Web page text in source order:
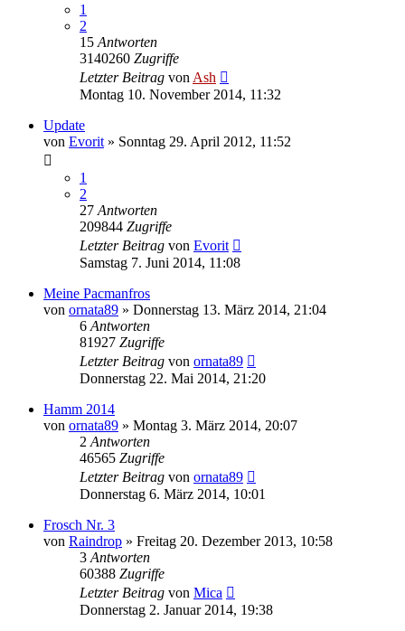
1
2
15 Antworten
3140260 Zugriffe
Letzter Beitrag von Ash
Montag 10. November 2014, 11:32
Update
von Evorit » Sonntag 29. April 2012, 11:52
1
2
27 Antworten
209844 Zugriffe
Letzter Beitrag von Evorit
Samstag 7. Juni 2014, 11:08
Meine Pacmanfros
von ornata89 » Donnerstag 13. März 2014, 21:04
6 Antworten
81927 Zugriffe
Letzter Beitrag von ornata89
Donnerstag 22. Mai 2014, 21:20
Hamm 2014
von ornata89 » Montag 3. März 2014, 20:07
2 Antworten
46565 Zugriffe
Letzter Beitrag von ornata89
Donnerstag 6. März 2014, 10:01
Frosch Nr. 3
von Raindrop » Freitag 20. Dezember 2013, 10:58
3 Antworten
60388 Zugriffe
Letzter Beitrag von Mica
Donnerstag 2. Januar 2014, 19:38